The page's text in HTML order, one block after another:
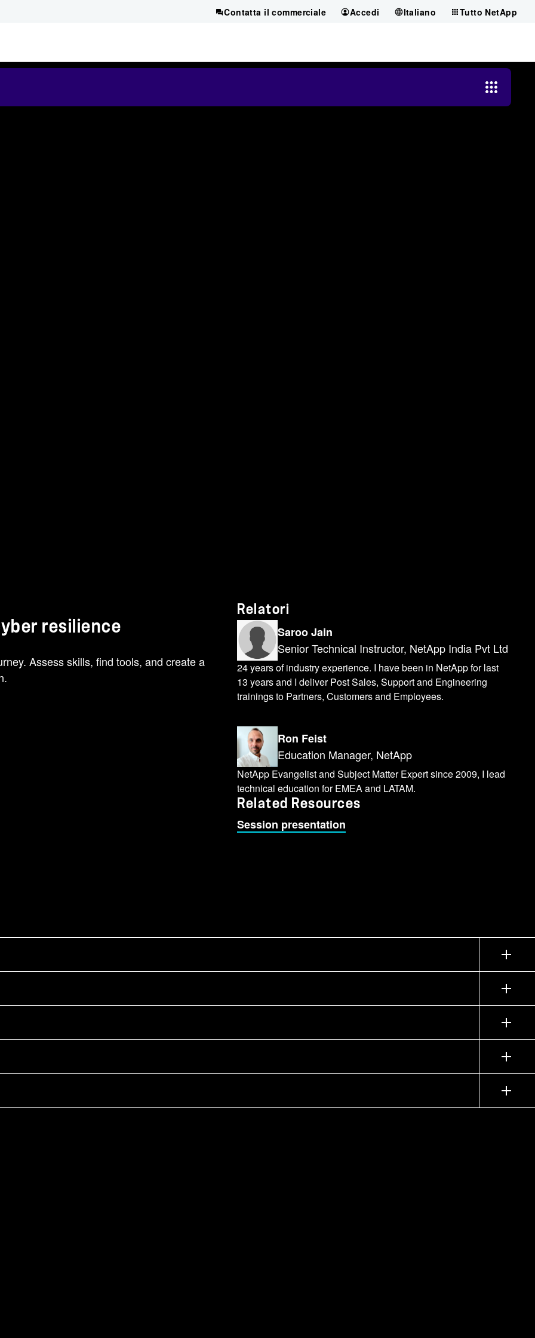
Contatta il commerciale Accedi Italiano Tutto NetApp
resilience
Assess skills, find tools, and create a
Relatori
Saroo Jain
Senior Technical Instructor, NetApp India Pvt Ltd
24 years of industry experience. I have been in NetApp for last
13 years and I deliver Post Sales, Support and Engineering
trainings to Partners, Customers and Employees.
Ron Feist
Education Manager, NetApp
NetApp Evangelist and Subject Matter Expert since 2009, I lead
technical education for EMEA and LATAM.
Related Resources
Session presentation